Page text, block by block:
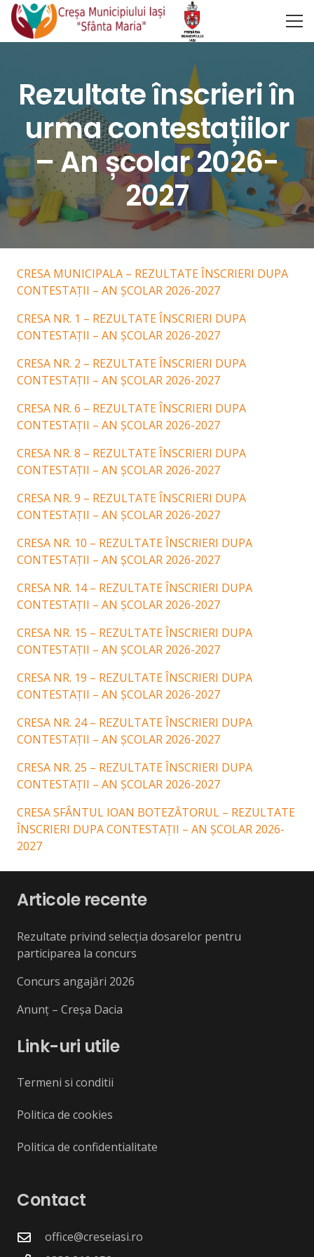
Rezultate înscrieri în
urma contestațiilor
– An școlar 2026-
2027
CRESA MUNICIPALA – REZULTATE ÎNSCRIERI DUPA
CONTESTAȚII – AN ȘCOLAR 2026-2027
CRESA NR. 1 – REZULTATE ÎNSCRIERI DUPA
CONTESTAȚII – AN ȘCOLAR 2026-2027
CRESA NR. 2 – REZULTATE ÎNSCRIERI DUPA
CONTESTAȚII – AN ȘCOLAR 2026-2027
CRESA NR. 6 – REZULTATE ÎNSCRIERI DUPA
CONTESTAȚII – AN ȘCOLAR 2026-2027
CRESA NR. 8 – REZULTATE ÎNSCRIERI DUPA
CONTESTAȚII – AN ȘCOLAR 2026-2027
CRESA NR. 9 – REZULTATE ÎNSCRIERI DUPA
CONTESTAȚII – AN ȘCOLAR 2026-2027
CRESA NR. 10 – REZULTATE ÎNSCRIERI DUPA
CONTESTAȚII – AN ȘCOLAR 2026-2027
CRESA NR. 14 – REZULTATE ÎNSCRIERI DUPA
CONTESTAȚII – AN ȘCOLAR 2026-2027
CRESA NR. 15 – REZULTATE ÎNSCRIERI DUPA
CONTESTAȚII – AN ȘCOLAR 2026-2027
CRESA NR. 19 – REZULTATE ÎNSCRIERI DUPA
CONTESTAȚII – AN ȘCOLAR 2026-2027
CRESA NR. 24 – REZULTATE ÎNSCRIERI DUPA
CONTESTAȚII – AN ȘCOLAR 2026-2027
CRESA NR. 25 – REZULTATE ÎNSCRIERI DUPA
CONTESTAȚII – AN ȘCOLAR 2026-2027
CRESA SFÂNTUL IOAN BOTEZĂTORUL – REZULTATE
ÎNSCRIERI DUPA CONTESTAȚII – AN ȘCOLAR 2026-
2027
Articole recente
Rezultate privind selecția dosarelor pentru
participarea la concurs
Concurs angajări 2026
Anunț – Creșa Dacia
Link-uri utile
Termeni si conditii
Politica de cookies
Politica de confidentialitate
Contact
office@creseiasi.ro